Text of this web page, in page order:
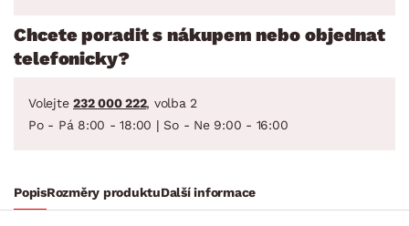
Chcete poradit s nákupem nebo objednat
telefonicky?
Volejte 232 000 222, volba 2
Po - Pá 8:00 - 18:00 | So - Ne 9:00 - 16:00
PopisRozměry produktuDalší informace